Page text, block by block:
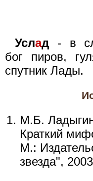
Услад - в
бог пиров,
спутник Лады.
М.Б.
Краткий
М.:
звезда",